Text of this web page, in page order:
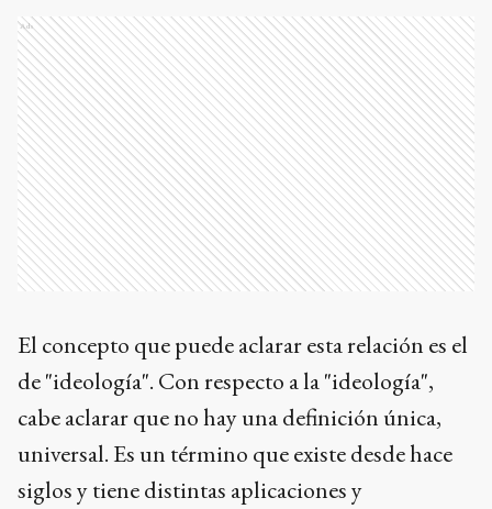
Ads
El concepto que puede aclarar esta relación es el
de "ideología". Con respecto a la "ideología",
cabe aclarar que no hay una definición única,
universal. Es un término que existe desde hace
siglos y tiene distintas aplicaciones y